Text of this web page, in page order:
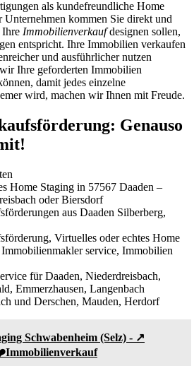
als kundefreundliche Home
Unternehmen kommen Sie direkt und
Immobilienverkaufdesignen sollen,
entspricht. Ihre Immobilien verkaufen
und ausführlicher nutzen
Ihre geforderten Immobilien
damit jedes einzelne
wird, machen wir Ihnen mit Freude.
Genauso
Home Staging in 57567 Daaden –
oder Biersdorf
aus Daaden Silberberg,
Virtuelles oder echtes Home
service, Immobilien
für Daaden, Niederdreisbach,
Emmerzhausen, Langenbach
und Derschen, Mauden, Herdorf
Schwabenheim (Selz) - ↗️